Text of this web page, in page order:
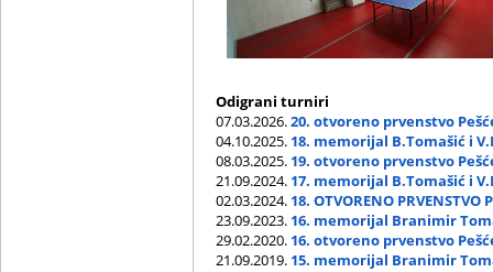
Odigrani turniri
07.03.2026.20. otvoreno prvenstvo
04.10.2025. 18. memorijal B.Tomašić i
08.03.2025. 19. otvoreno prvenstvo
21.09.2024. 17. memorijal B.Tomašić i
02.03.2024. 18. OTVORENO PRVENSTVO
23.09.2023. 16. memorijal Branimir
29.02.2020. 16. otvoreno prvenstvo
21.09.2019. 15. memorijal Branimir